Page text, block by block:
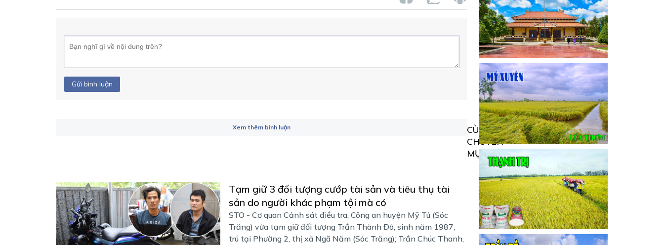
Gửi bình luận
Xem thêm bình luận
CÙNG
CHUYÊN
MỤC
Tạm giữ 3 đối tượng cướp tài sản và tiêu thụ tài
sản do người khác phạm tội mà có
STO - Cơ quan Cảnh sát điều tra, Công an huyện Mỹ Tú (Sóc
Trăng) vừa tạm giữ đối tượng Trần Thành Đô, sinh năm 1987,
trú tại Phường 2, thị xã Ngã Năm (Sóc Trăng); Trần Chúc Thanh,